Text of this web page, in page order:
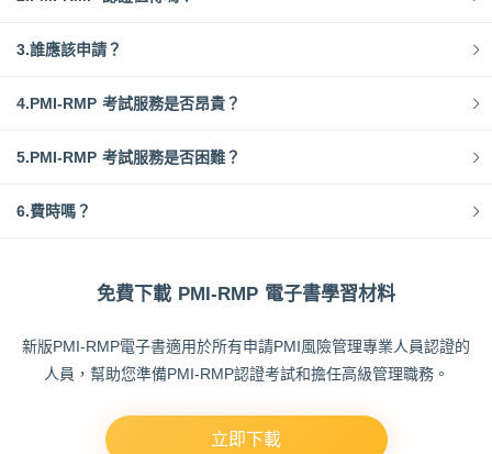
3.誰應該申請？
4.PMI-RMP 考試服務是否昂貴？
5.PMI-RMP 考試服務是否困難？
6.費時嗎？
免費下載 PMI-RMP 電子書學習材料
新版PMI-RMP電子書適用於所有申請PMI風險管理專業人員認證的
人員，幫助您準備PMI-RMP認證考試和擔任高級管理職務。
立即下載